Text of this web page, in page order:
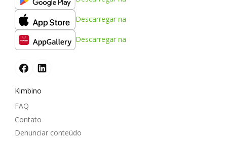
Descarregar na
Descarregar na
Kimbino
FAQ
Contato
Denunciar conteúdo